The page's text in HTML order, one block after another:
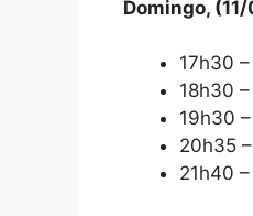
Domingo,
17h30
18h30
19h30
20h35
21h40